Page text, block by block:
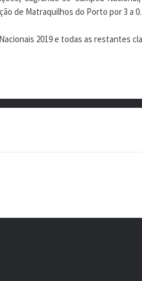
de Matraquilhos do Porto por 3 a 0.
2019 e todas as restantes